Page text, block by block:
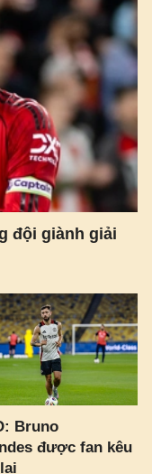
đội giành giải
Bruno
được fan kêu